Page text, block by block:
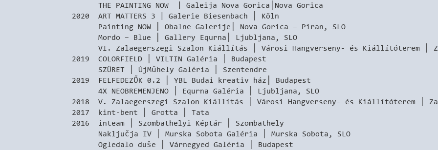
THE PAINTING NOW | Galeija Nova Gorica│Nova Gorica
2020 ART MATTERS 3 | Galerie Biesenbach │ Köln
Painting NOW │ Obalne Galerije│ Nova Gorica – Piran, SLO
Mordo – Blue │ Gallery Equrna│ Ljubljana, SLO
VI. Zalaegerszegi Szalon Kiállítás │ Városi Hangverseny- és Kiállítóterem │
2019 COLORFIELD │ VILTIN Galéria │ Budapest
SZÜRET │ ÚjMűhely Galéria │ Szentendre
2019 FELFEDEZŐK 0.2 │ YBL Budai kreativ ház│ Budapest
4X NEOBREMENJENO │ Equrna Galéria │ Ljubljana, SLO
2018 V. Zalaegerszegi Szalon Kiállítás │ Városi Hangverseny- és Kiállítóterem │
2017 kint-bent │ Grotta │ Tata
2016 inteam │ Szombathelyi Képtár │ Szombathely
Naključja IV │ Murska Sobota Galéria │ Murska Sobota, SLO
Ogledalo duše │ Várnegyed Galéria │ Budapest